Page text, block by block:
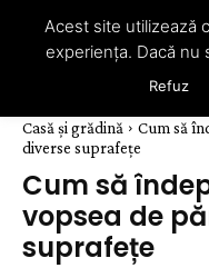
Casă și grădină
Cum să
diverse suprafețe
Cum să
vopsea de
suprafețe
Acest site utilizează
experiența. Dacă nu
Refuz